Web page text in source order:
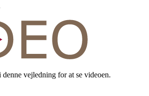
denne vejledning for at se videoen.